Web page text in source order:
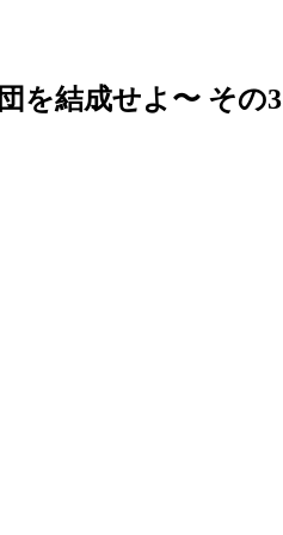
を結成せよ〜 その3